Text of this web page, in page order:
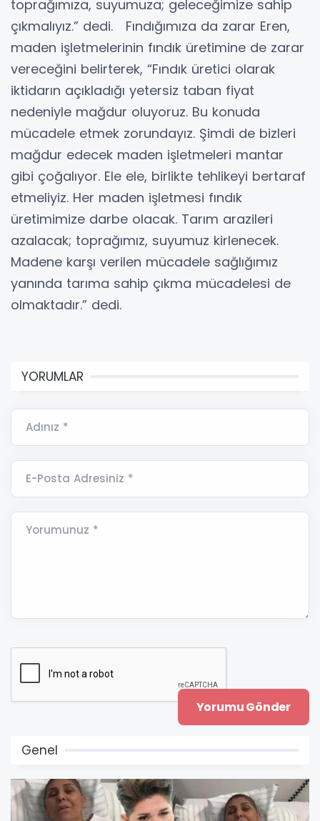
toprağımıza, suyumuza; geleceğimize sahip
çıkmalıyız.” dedi. Fındığımıza da zarar Eren,
maden işletmelerinin fındık üretimine de zarar
vereceğini belirterek, “Fındık üretici olarak
iktidarın açıkladığı yetersiz taban fiyat
nedeniyle mağdur oluyoruz. Bu konuda
mücadele etmek zorundayız. Şimdi de bizleri
mağdur edecek maden işletmeleri mantar
gibi çoğalıyor. Ele ele, birlikte tehlikeyi bertaraf
etmeliyiz. Her maden işletmesi fındık
üretimimize darbe olacak. Tarım arazileri
azalacak; toprağımız, suyumuz kirlenecek.
Madene karşı verilen mücadele sağlığımız
yanında tarıma sahip çıkma mücadelesi de
olmaktadır.” dedi.
YORUMLAR
Adınız *
E-Posta Adresiniz *
Yorumunuz *
Genel